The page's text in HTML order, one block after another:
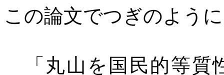
この論文でつぎのよう
「丸山を国民的等質